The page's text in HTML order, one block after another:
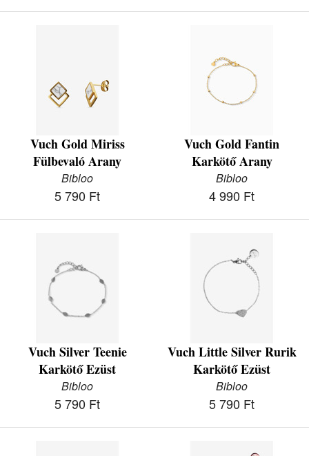
Vuch Gold Miriss
Fülbevaló Arany
Bibloo
5 790 Ft
Vuch Gold Fantin
Karkötő Arany
Bibloo
4 990 Ft
Vuch Silver Teenie
Karkötő Ezüst
Bibloo
5 790 Ft
Vuch Little Silver Rurik
Karkötő Ezüst
Bibloo
5 790 Ft